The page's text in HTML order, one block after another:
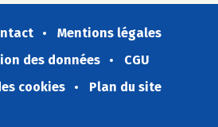
Mentions légales
des données
CGU
cookies
Plan du site